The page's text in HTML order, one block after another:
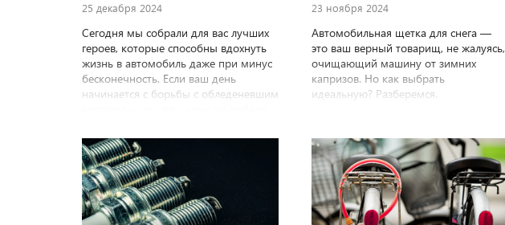
25 декабря 2024
Сегодня мы собрали для вас лучших
героев, которые способны вдохнуть
жизнь в автомобиль даже при минус
бесконечность. Если ваш день
начинается с борьбы с обледеневшим
23 ноября 2024
Автомобильная щетка для снега —
это ваш верный товарищ, не жалуясь,
очищающий машину от зимних
капризов. Но как выбрать
идеальную? Разберемся.